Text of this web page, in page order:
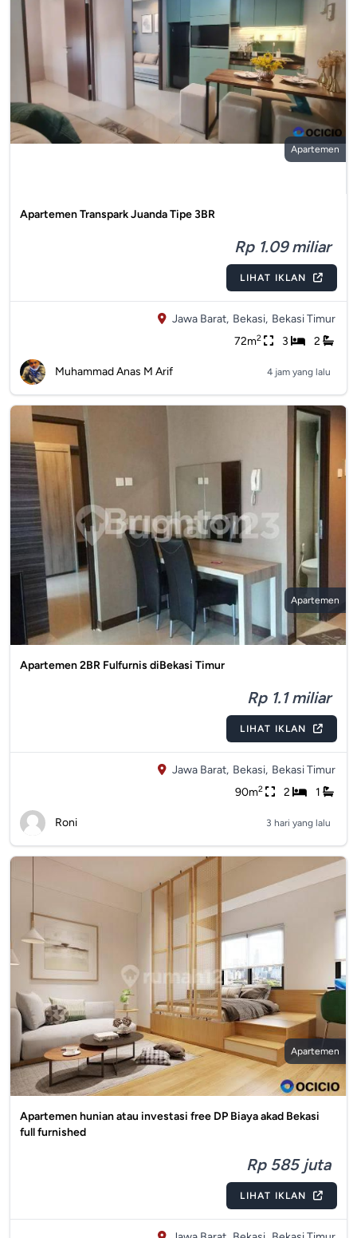
Apartemen
Apartemen Transpark Juanda Tipe 3BR
Rp 1.09 miliar
LIHAT IKLAN
Jawa Barat, Bekasi, Bekasi Timur
72m2 3 2
Muhammad Anas M Arif 4 jam yang lalu
Apartemen
Apartemen 2BR Fulfurnis diBekasi Timur
Rp 1.1 miliar
LIHAT IKLAN
Jawa Barat, Bekasi, Bekasi Timur
90m2 2 1
Roni 3 hari yang lalu
Apartemen
Apartemen hunian atau investasi free DP Biaya akad Bekasi
full furnished
Rp 585 juta
LIHAT IKLAN